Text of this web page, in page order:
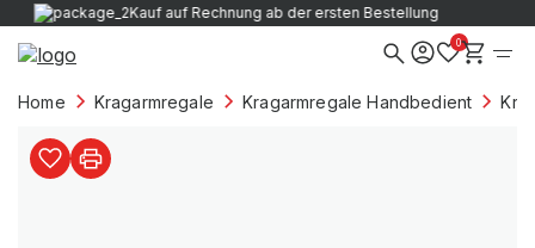
Verkauf nur an Firmenkunden
0
Home Kragarmregale Kragarmregale Handbedient